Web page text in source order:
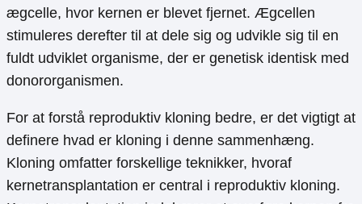
ægcelle, hvor kernen er blevet fjernet. Ægcellen
stimuleres derefter til at dele sig og udvikle sig til en
fuldt udviklet organisme, der er genetisk identisk med
donororganismen.
For at forstå reproduktiv kloning bedre, er det vigtigt at
definere hvad er kloning i denne sammenhæng.
Kloning omfatter forskellige teknikker, hvoraf
kernetransplantation er central i reproduktiv kloning.